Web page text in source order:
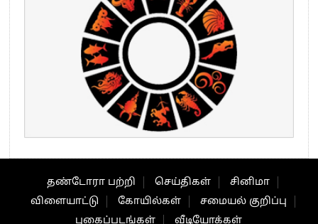
தண்டோரா பற்றி செய்திகள்
சினிமா
விளையாட்டு
கோயில்கள்
சமையல் குறிப்பு
புகைப்படங்கள்
வீடியோக்கள்